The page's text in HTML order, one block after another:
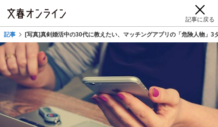
記事に戻る
記事 [写真]真剣婚活中の30代に教えたい、マッチングアプリの「危険人物」3